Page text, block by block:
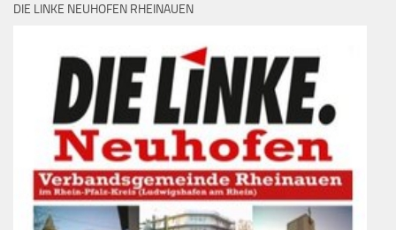
DIE LINKE NEUHOFEN RHEINAUEN